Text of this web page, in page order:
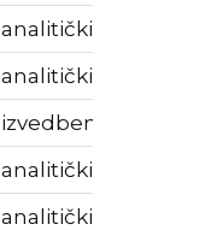
analitički
analitički
izvedbeni
analitički
analitički